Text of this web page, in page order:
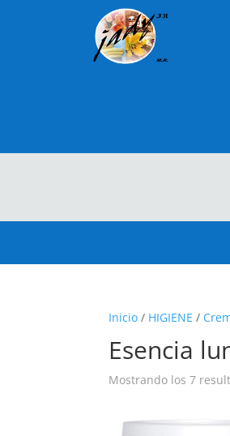
Inicio / HIGIENE /
Esencia
Mostrando los 7